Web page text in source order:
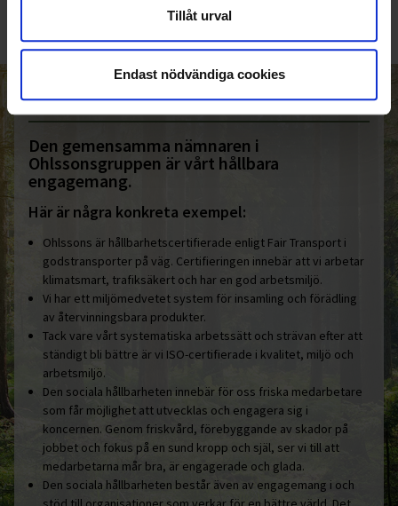
Tillåt urval
Endast nödvändiga cookies
HELT ENKELT HÅLLBART
Den gemensamma nämnaren i
Ohlssonsgruppen är vårt hållbara
engagemang.
Här är några konkreta exempel:
Ohlssons är hållbarhetscertifierade enligt Fair Transport i
godstransporter på väg. Certifieringen innebär att vi arbetar
klimatsmart, trafiksäkert och har en god arbetsmiljö.
Vi har ett miljömedvetet system för insamling och förädling
av återvinningsbara produkter.
Tack vare vårt systematiska arbetssätt och strävan efter att
ständigt bli bättre är vi ISO-certifierade i kvalitet, miljö och
arbetsmiljö.
Den sociala hållbarheten innebär för oss friska medarbetare
som får möjlighet att utvecklas och engagera sig i
koncernen. Genom friskvård, förebyggande av skador på
jobbet och fokus på en sund kropp och själ, ser vi till att
medarbetarna mår bra, är engagerade och glada.
Den sociala hållbarheten består även av engagemang i och